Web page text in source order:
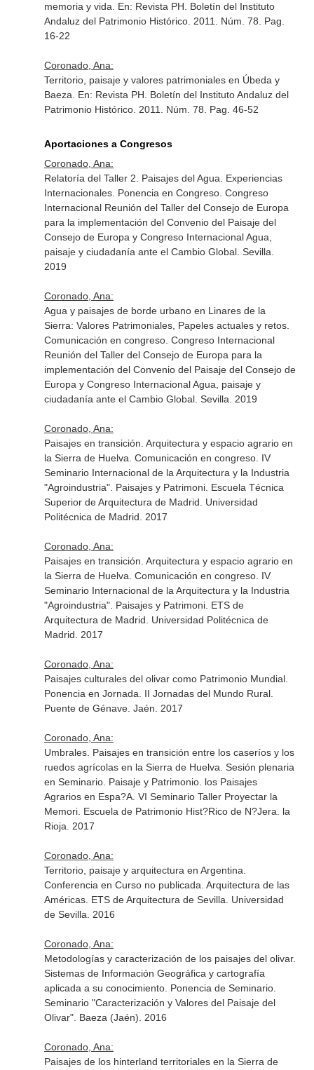
memoria y vida. En: Revista PH. Boletín del Instituto
Andaluz del Patrimonio Histórico. 2011. Núm. 78. Pag.
16-22
Coronado, Ana:
Territorio, paisaje y valores patrimoniales en Úbeda y
Baeza. En: Revista PH. Boletín del Instituto Andaluz del
Patrimonio Histórico. 2011. Núm. 78. Pag. 46-52
Aportaciones a Congresos
Coronado, Ana:
Relatoría del Taller 2. Paisajes del Agua. Experiencias
Internacionales. Ponencia en Congreso. Congreso
Internacional Reunión del Taller del Consejo de Europa
para la implementación del Convenio del Paisaje del
Consejo de Europa y Congreso Internacional Agua,
paisaje y ciudadanía ante el Cambio Global. Sevilla.
2019
Coronado, Ana:
Agua y paisajes de borde urbano en Linares de la
Sierra: Valores Patrimoniales, Papeles actuales y retos.
Comunicación en congreso. Congreso Internacional
Reunión del Taller del Consejo de Europa para la
implementación del Convenio del Paisaje del Consejo de
Europa y Congreso Internacional Agua, paisaje y
ciudadanía ante el Cambio Global. Sevilla. 2019
Coronado, Ana:
Paisajes en transición. Arquitectura y espacio agrario en
la Sierra de Huelva. Comunicación en congreso. IV
Seminario Internacional de la Arquitectura y la Industria
"Agroindustria". Paisajes y Patrimoni. Escuela Técnica
Superior de Arquitectura de Madrid. Universidad
Politécnica de Madrid. 2017
Coronado, Ana:
Paisajes en transición. Arquitectura y espacio agrario en
la Sierra de Huelva. Comunicación en congreso. IV
Seminario Internacional de la Arquitectura y la Industria
"Agroindustria". Paisajes y Patrimoni. ETS de
Arquitectura de Madrid. Universidad Politécnica de
Madrid. 2017
Coronado, Ana:
Paisajes culturales del olivar como Patrimonio Mundial.
Ponencia en Jornada. II Jornadas del Mundo Rural.
Puente de Génave. Jaén. 2017
Coronado, Ana:
Umbrales. Paisajes en transición entre los caseríos y los
ruedos agrícolas en la Sierra de Huelva. Sesión plenaria
en Seminario. Paisaje y Patrimonio. los Paisajes
Agrarios en Espa?A. VI Seminario Taller Proyectar la
Memori. Escuela de Patrimonio Hist?Rico de N?Jera. la
Rioja. 2017
Coronado, Ana:
Territorio, paisaje y arquitectura en Argentina.
Conferencia en Curso no publicada. Arquitectura de las
Américas. ETS de Arquitectura de Sevilla. Universidad
de Sevilla. 2016
Coronado, Ana:
Metodologías y caracterización de los paisajes del olivar.
Sistemas de Información Geográfica y cartografía
aplicada a su conocimiento. Ponencia de Seminario.
Seminario "Caracterización y Valores del Paisaje del
Olivar". Baeza (Jaén). 2016
Coronado, Ana:
Paisajes de los hinterland territoriales en la Sierra de